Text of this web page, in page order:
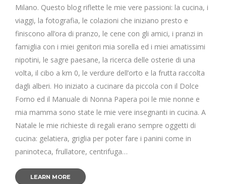
Milano. Questo blog riflette le mie vere passioni: la cucina, i
viaggi, la fotografia, le colazioni che iniziano presto e
finiscono all’ora di pranzo, le cene con gli amici, i pranzi in
famiglia con i miei genitori mia sorella ed i miei amatissimi
nipotini, le sagre paesane, la ricerca delle osterie di una
volta, il cibo a km 0, le verdure dell’orto e la frutta raccolta
dagli alberi. Ho iniziato a cucinare da piccola con il Dolce
Forno ed il Manuale di Nonna Papera poi le mie nonne e
mia mamma sono state le mie vere insegnanti in cucina. A
Natale le mie richieste di regali erano sempre oggetti di
cucina: gelatiera, griglia per poter fare i panini come in
paninoteca, frullatore, centrifuga…
LEARN MORE